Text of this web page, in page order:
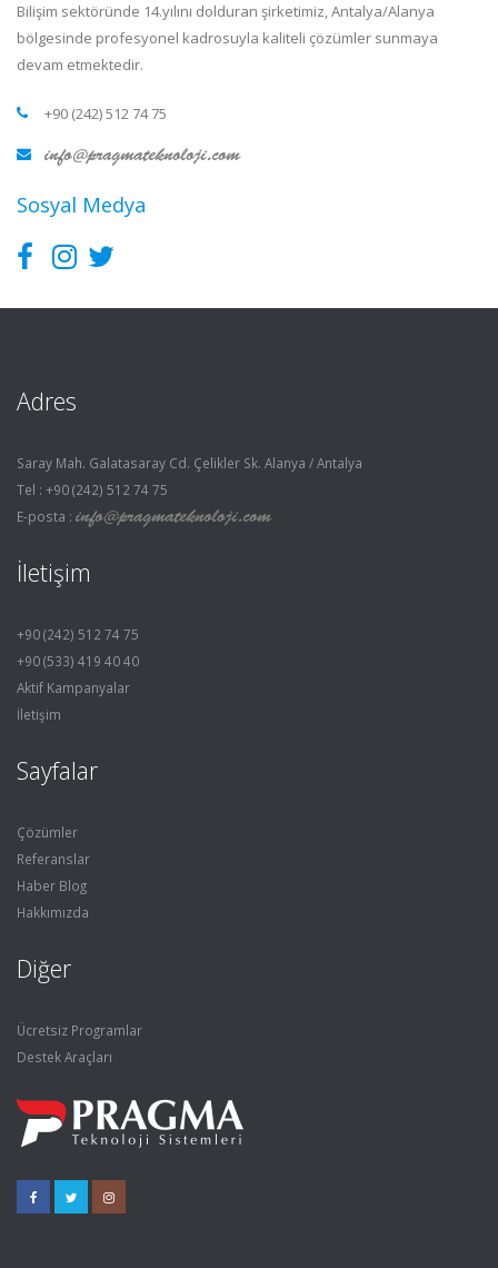
Bilişim sektöründe 14.yılını dolduran şirketimiz, Antalya/Alanya
bölgesinde profesyonel kadrosuyla kaliteli çözümler sunmaya
devam etmektedir.
+90 (242) 512 74 75
Sosyal Medya
Adres
Saray Mah. Galatasaray Cd. Çelikler Sk. Alanya / Antalya
Tel : +90 (242) 512 74 75
E-posta :
İletişim
+90 (242) 512 74 75
+90 (533) 419 40 40
Aktif Kampanyalar
İletişim
Sayfalar
Çözümler
Referanslar
Haber Blog
Hakkımızda
Diğer
Ücretsiz Programlar
Destek Araçları